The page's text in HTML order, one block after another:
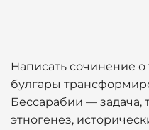
Написать сочинение о
булгары
Бессарабии —
этногенез,